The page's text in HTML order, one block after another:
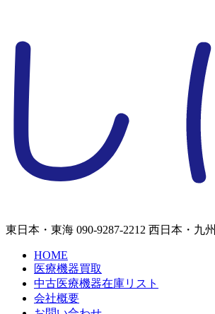
東日本・東海 090-9287-2212 西日本・九州
HOME
医療機器買取
中古医療機器在庫リスト
会社概要